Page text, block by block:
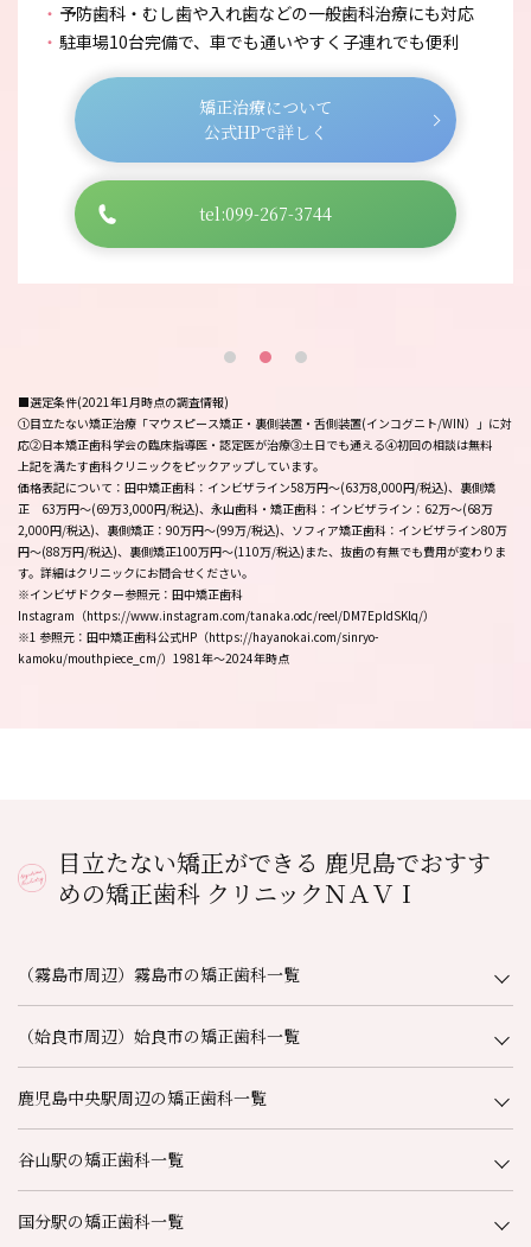
予防歯科・むし歯や入れ歯などの一般歯科治療にも対応
駐車場10台完備で、車でも通いやすく子連れでも便利
矯正治療について
公式HPで詳しく
tel:099-267-3744
■選定条件(2021年1月時点の調査情報)
①目立たない矯正治療「マウスピース矯正・裏側装置・舌側装置(インコグニト/WIN）」に対
応②日本矯正歯科学会の臨床指導医・認定医が治療③土日でも通える④初回の相談は無料
上記を満たす歯科クリニックをピックアップしています。
価格表記について：田中矯正歯科：インビザライン58万円〜(63万8,000円/税込)、裏側矯
正 63万円～(69万3,000円/税込)、永山歯科・矯正歯科：インビザライン：62万～(68万
2,000円/税込)、裏側矯正：90万円～(99万/税込)、ソフィア矯正歯科：インビザライン80万
円～(88万円/税込)、裏側矯正100万円～(110万/税込)また、抜歯の有無でも費用が変わりま
す。詳細はクリニックにお問合せください。
※インビザドクター参照元：田中矯正歯科
Instagram（https://www.instagram.com/tanaka.odc/reel/DM7EpIdSKlq/）
※1 参照元：田中矯正歯科公式HP（https://hayanokai.com/sinryo-
kamoku/mouthpiece_cm/）1981年～2024年時点
目立たない矯正ができる 鹿児島でおすす
めの矯正歯科 クリニックＮＡＶＩ
（霧島市周辺）霧島市の矯正歯科一覧
（姶良市周辺）姶良市の矯正歯科一覧
鹿児島中央駅周辺の矯正歯科一覧
谷山駅の矯正歯科一覧
国分駅の矯正歯科一覧